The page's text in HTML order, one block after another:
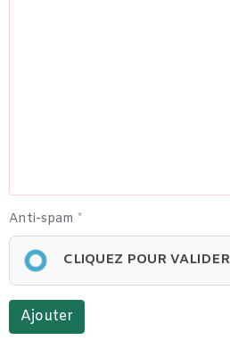
Anti-spam
CLIQUEZ POUR VALIDER
Ajouter